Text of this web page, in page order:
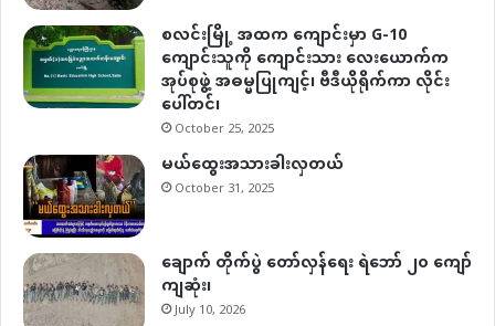
စလင်းမြို့ အထက ကျောင်းမှာ G-10
ကျောင်းသူကို ကျောင်းသား လေးယောက်က
အုပ်စုဖွဲ့ အဓမ္မပြုကျင့်၊ ဗီဒီယိုရိုက်ကာ လိုင်း
ပေါ်တင်၊
October 25, 2025
မယ်ထွေးအသားခါးလှတယ်
October 31, 2025
ချောက် တိုက်ပွဲ တော်လှန်ရေး ရဲဘော် ၂၀ ကျော်
ကျဆုံး၊
July 10, 2026